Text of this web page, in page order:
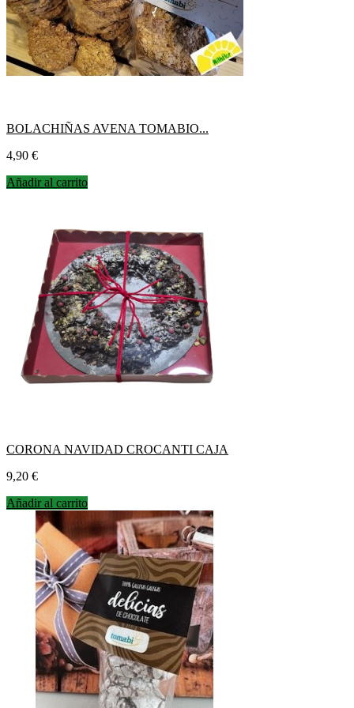
BOLACHIÑAS AVENA TOMABIO...
Precio
4,90 €
Añadir al carrito
CORONA NAVIDAD CROCANTI CAJA
Precio
9,20 €
Añadir al carrito